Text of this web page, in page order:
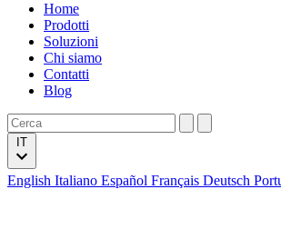
Home
Prodotti
Soluzioni
Chi siamo
Contatti
Blog
English Italiano Español Français Deutsch